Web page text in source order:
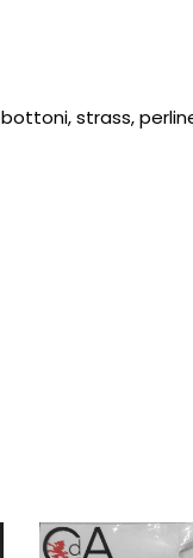
bottoni,strass,